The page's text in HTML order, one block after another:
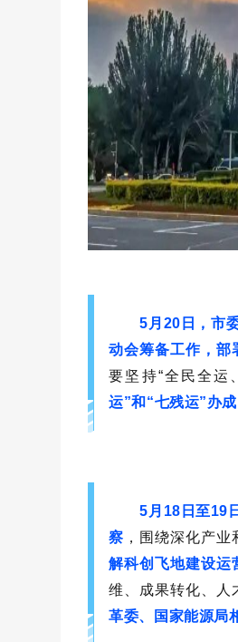
5月20日，市
动会筹备工作，部
要坚持“全民全运
运”和“七残运”办
5月18日至19
察 ，围绕深化产
解科创飞地建设运
维、成果转化、人
革委、国家能源局